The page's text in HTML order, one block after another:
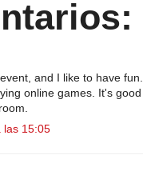
and I like to have
online games. It's
las 15:05